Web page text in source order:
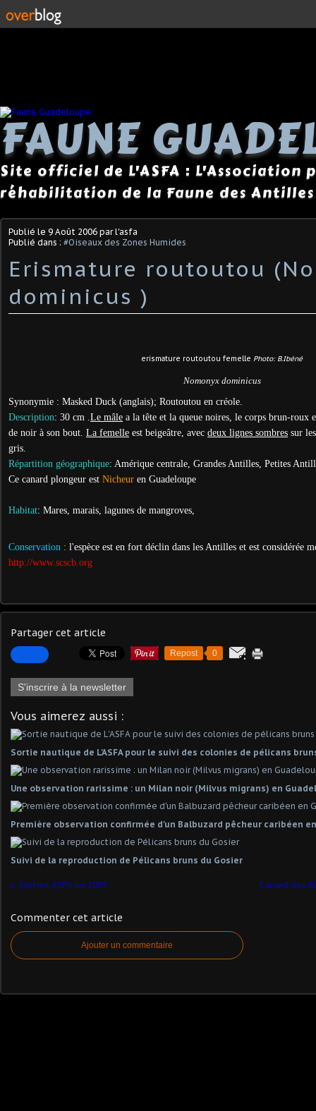
FAUNE
Site officiel de L'ASFA : L'Association
réhabilitation de la Faune des Antilles
Publié le 9 Août 2006 par l'asfa
Publié dans : #Oiseaux des Zones Humides
Erismature routoutou
dominicus )
erismature routoutou femelle Photo: B.Ibéné
Nomonyx dominicus
Synonymie : Masked Duck (anglais); Routoutou en créole.
Description: 30 cm . Le mâle a la tête et la queue noires, le corps brun-roux
de noir à son bout. La femelle est beigeâtre, avec deux lignes sombres sur
gris.
Répartition géographique: Amérique centrale, Grandes Antilles, Petites
Ce canard plongeur est Nicheur en Guadeloupe
Habitat: Mares, marais, lagunes de mangroves,
Conservation : l'espèce est en fort déclin dans les Antilles et est considérée
http://www.scscb.org
Partager cet article
Repost 0
S'inscrire à la newsletter
Vous aimerez aussi :
Sortie nautique de L'ASFA pour le suivi des colonies de pélicans
Une observation rarissime : un Milan noir (Milvus migrans) en
Première observation confirmée d'un Balbuzard pêcheur caribéen
Suivi de la reproduction de Pélicans bruns du Gosier
Sorties ASFA en 2005 Canard des
Commenter cet article
Ajouter un commentaire